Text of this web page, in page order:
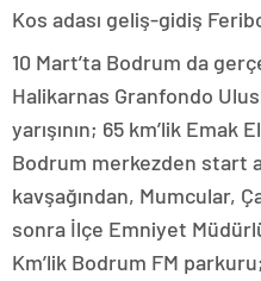
Kos adası geliş-gidiş
10 Mart’ta Bodrum da
Halikarnas Granfondo
yarışının; 65 km’lik Emak
Bodrum merkezden start
kavşağından, Mumcular,
sonra İlçe Emniyet
Km’lik Bodrum FM